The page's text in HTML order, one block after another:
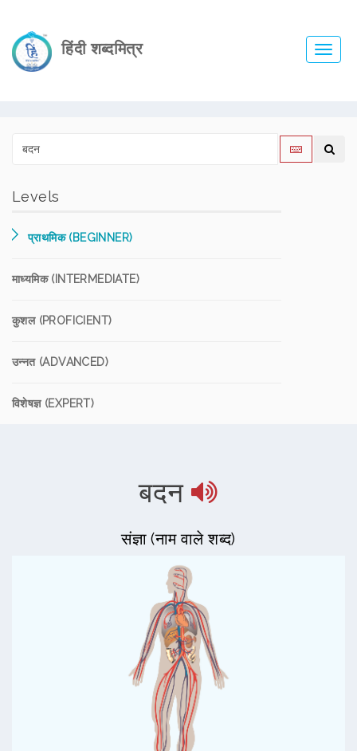
हिंदी शब्दमित्र
Levels
प्राथमिक (BEGINNER)
माध्यमिक (INTERMEDIATE)
कुशल (PROFICIENT)
उन्नत (ADVANCED)
विशेषज्ञ (EXPERT)
बदन
संज्ञा (नाम वाले शब्द)